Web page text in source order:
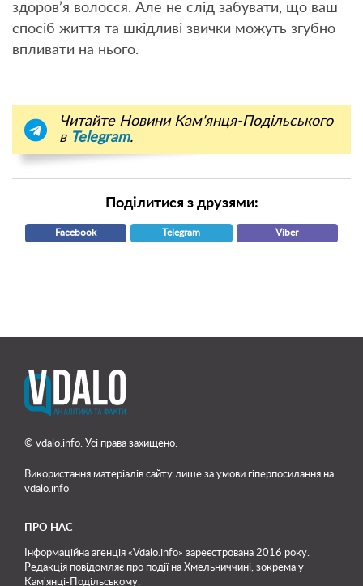
здоров’я волосся. Але не слід забувати, що ваш
спосіб життя та шкідливі звички можуть згубно
впливати на нього.
Читайте Новини Кам'янця-Подільського
в Telegram.
Поділитися з друзями:
Facebook Telegram Viber
© vdalo.info. Усі права захищено.
Використання матеріалів сайту лише за умови гіперпосилання на
vdalo.info
ПРО НАС
Інформаційна агенція «Vdalo.info» зареєстрована 2016 року.
Редакція повідомляє про події на Хмельниччині, зокрема у
Кам'янці-Подільському.